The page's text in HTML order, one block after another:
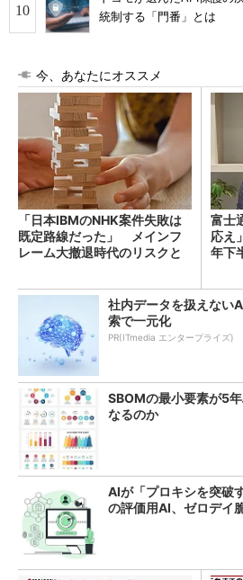
統制する「門番」とは
今、あなたにオススメ
「日本IBMのNHK案件失敗は
既定路線だった」 メインフ
レーム大撤退時代のリスクと
富士
応え
年下
社内データを扱えな
索で一元化
PR(ITmedia エンタープライズ)
SBOMの最小要素が5
なるのか
AIが「プロキシを突
の評価用AI、ゼロデイ